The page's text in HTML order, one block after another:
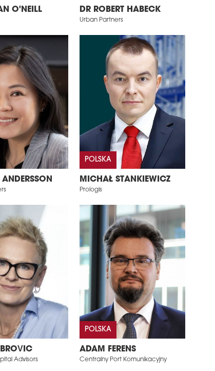
O'NEILL DR ROBERT HABECK
Urban Partners
ANDERSSON
POLSKA
MICHAŁ STANKIEWICZ
Prologis
Advisors
POLSKA
ADAM FERENS
Centralny Port Komunikacyjny